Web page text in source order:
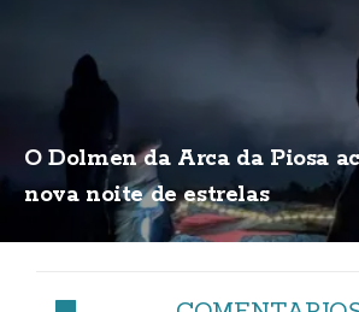
O Dolmen da Arca da Piosa
nova noite de estrelas